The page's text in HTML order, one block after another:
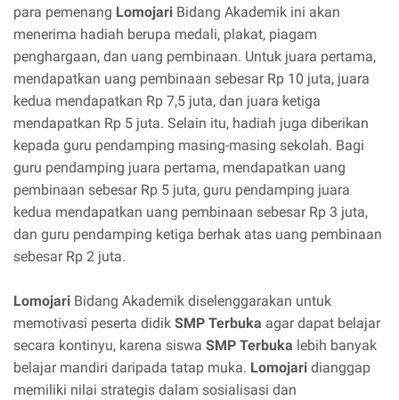
para pemenang Lomojari Bidang Akademik ini akan
menerima hadiah berupa medali, plakat, piagam
penghargaan, dan uang pembinaan. Untuk juara pertama,
mendapatkan uang pembinaan sebesar Rp 10 juta, juara
kedua mendapatkan Rp 7,5 juta, dan juara ketiga
mendapatkan Rp 5 juta. Selain itu, hadiah juga diberikan
kepada guru pendamping masing-masing sekolah. Bagi
guru pendamping juara pertama, mendapatkan uang
pembinaan sebesar Rp 5 juta, guru pendamping juara
kedua mendapatkan uang pembinaan sebesar Rp 3 juta,
dan guru pendamping ketiga berhak atas uang pembinaan
sebesar Rp 2 juta.
Lomojari Bidang Akademik diselenggarakan untuk
memotivasi peserta didik SMP Terbuka agar dapat belajar
secara kontinyu, karena siswa SMP Terbuka lebih banyak
belajar mandiri daripada tatap muka. Lomojari dianggap
memiliki nilai strategis dalam sosialisasi dan